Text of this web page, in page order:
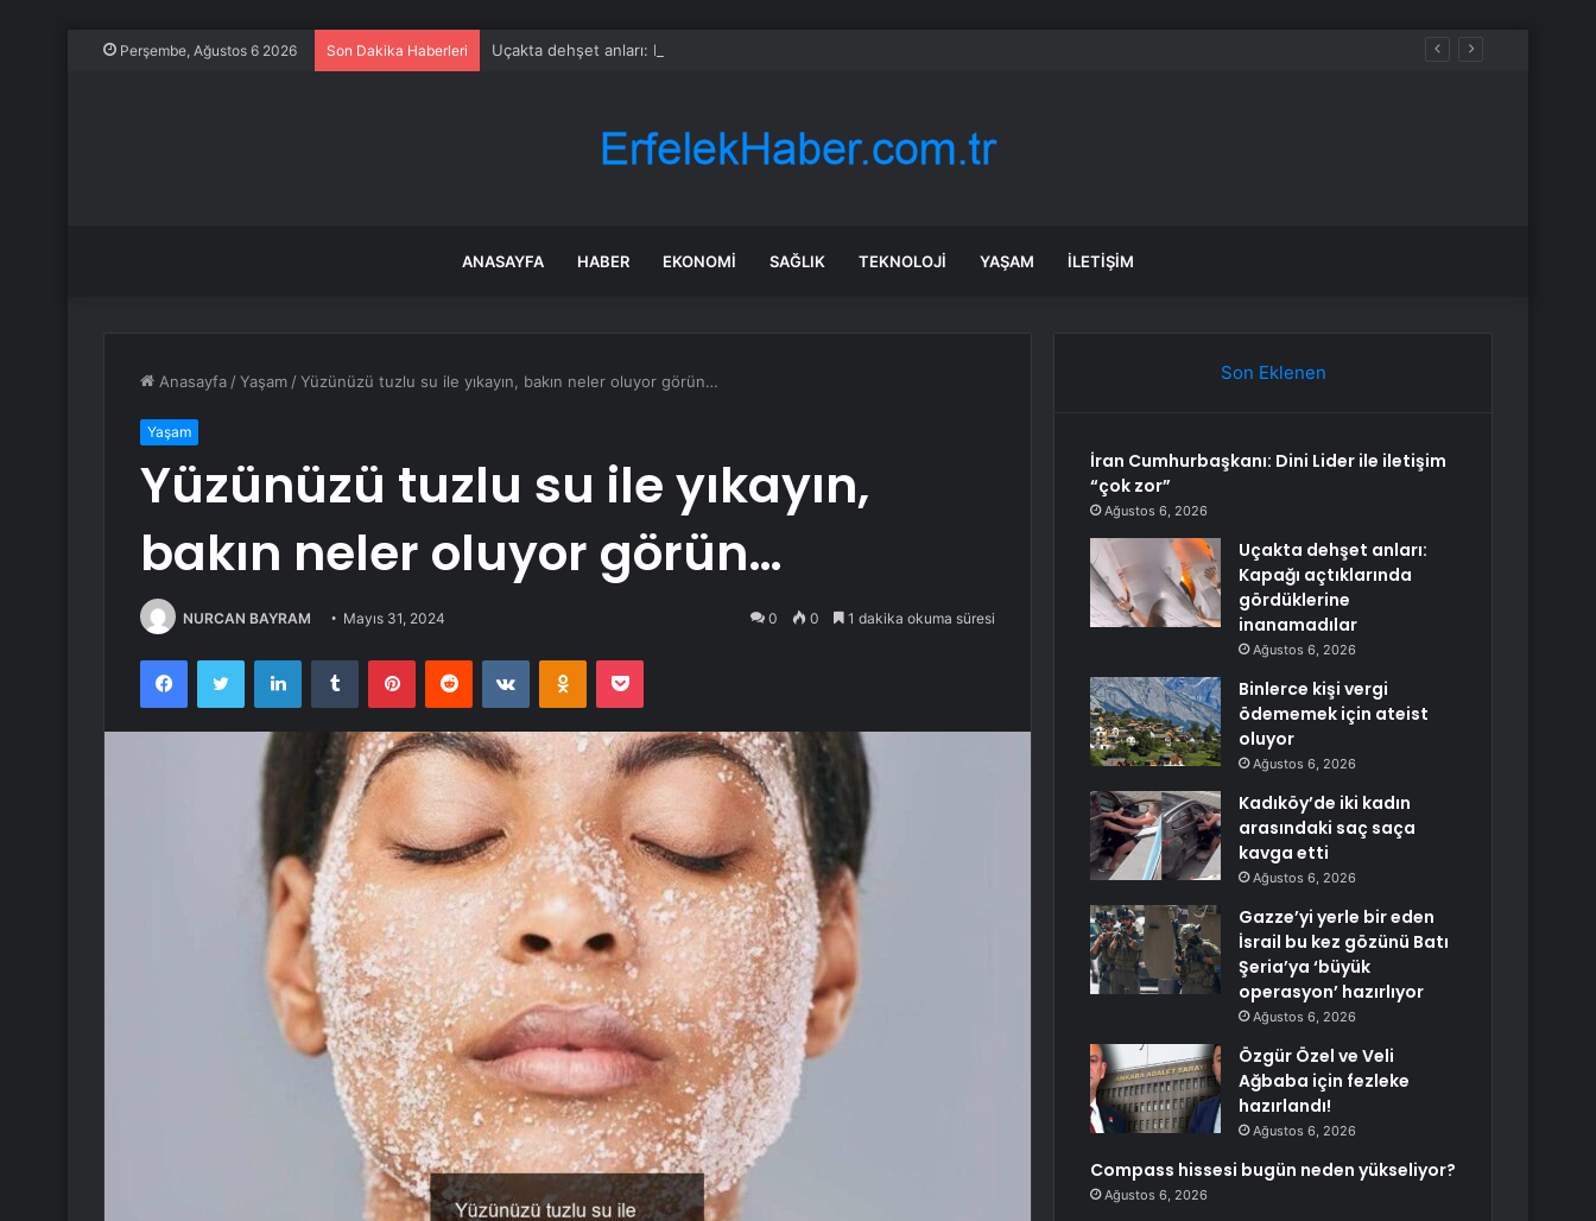
Perşembe, Ağustos 6 2026 Son Dakika Haberleri Uçakta dehşet anları: Kapağı açtıklarında gördüklerine inanamadılar
ANASAYFA HABER EKONOMI SAĞLIK TEKNOLOJI YAŞAM İLETIŞIM
Anasayfa /Yaşam /Yüzünüzü tuzlu su ile yıkayın, bakın neler oluyor görün…
Yaşam
Yüzünüzü tuzlu su ile yıkayın,
bakın neler oluyor görün…
NURCAN BAYRAM Mayıs 31, 2024 0 0 1 dakika okuma süresi
FacebookTwitter LinkedInTumblr PinterestReddit VKontakteOdnoklassniki
Pocket
Son Eklenen
İran Cumhurbaşkanı: Dini Lider ile iletişim
“çok zor”
Ağustos 6, 2026
Uçakta dehşet anları:
Kapağı açtıklarında
gördüklerine
inanamadılar
Ağustos 6, 2026
Binlerce kişi vergi
ödememek için ateist
oluyor
Ağustos 6, 2026
Kadıköy’de iki kadın
arasındaki saç saça
kavga etti
Ağustos 6, 2026
Gazze’yi yerle bir eden
İsrail bu kez gözünü Batı
Şeria’ya ‘büyük
operasyon’ hazırlıyor
Ağustos 6, 2026
Özgür Özel ve Veli
Ağbaba için fezleke
hazırlandı!
Ağustos 6, 2026
Compass hissesi bugün neden yükseliyor?
Ağustos 6, 2026